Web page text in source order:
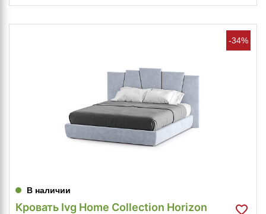
-34%
В наличии
Кровать Ivg Home Collection Horizon